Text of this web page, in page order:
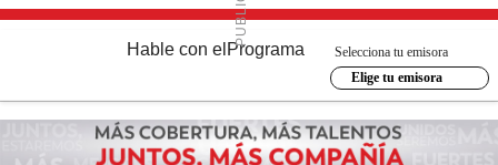
Hable con el Programa
Selecciona tu emisora
Elige tu emisora